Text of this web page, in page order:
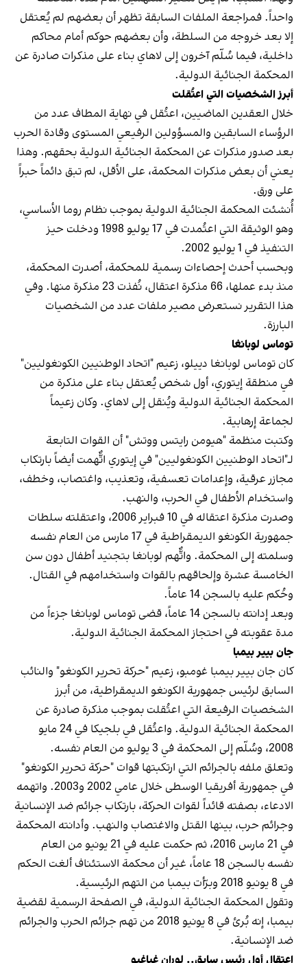
واحداً. فمراجعة الملفات السابقة تظهر أن بعضهم لم يُعتقل
إلا بعد خروجه من السلطة، وأن بعضهم حوكم أمام محاكم
داخلية، فيما سُلّم آخرون إلى لاهاي بناء على مذكرات صادرة عن
المحكمة الجنائية الدولية.
أبرز الشخصيات التي اعتُقلت
خلال العقدين الماضيين، اعتُقل في نهاية المطاف عدد من
الرؤساء السابقين والمسؤولين الرفيعي المستوى وقادة الحرب
بعد صدور مذكرات عن المحكمة الجنائية الدولية بحقهم. وهذا
يعني أن بعض مذكرات المحكمة، على الأقل، لم تبق دائماً حبراً
على ورق.
أُنشئت المحكمة الجنائية الدولية بموجب نظام روما الأساسي،
وهو الوثيقة التي اعتُمدت في 17 يوليو 1998 ودخلت حيز
التنفيذ في 1 يوليو 2002.
وبحسب أحدث إحصاءات رسمية للمحكمة، أصدرت المحكمة،
منذ بدء عملها، 66 مذكرة اعتقال، نُفذت 23 مذكرة منها. وفي
هذا التقرير نستعرض مصير ملفات عدد من الشخصيات
البارزة.
توماس لوبانغا
كان توماس لوبانغا دييلو، زعيم "اتحاد الوطنيين الكونغوليين"
في منطقة إيتوري، أول شخص يُعتقل بناء على مذكرة من
المحكمة الجنائية الدولية ويُنقل إلى لاهاي. وكان زعيماً
لجماعة إرهابية.
وكتبت منظمة "هيومن رايتس ووتش" أن القوات التابعة
لـ"اتحاد الوطنيين الكونغوليين" في إيتوري اتُّهمت أيضاً بارتكاب
مجازر عرقية، وإعدامات تعسفية، وتعذيب، واغتصاب، وخطف،
واستخدام الأطفال في الحرب، والنهب.
وصدرت مذكرة اعتقاله في 10 فبراير 2006، واعتقلته سلطات
جمهورية الكونغو الديمقراطية في 17 مارس من العام نفسه
وسلمته إلى المحكمة. واتُّهم لوبانغا بتجنيد أطفال دون سن
الخامسة عشرة وإلحاقهم بالقوات واستخدامهم في القتال.
وحُكم عليه بالسجن 14 عاماً.
وبعد إدانته بالسجن 14 عاماً، قضى توماس لوبانغا جزءاً من
مدة عقوبته في احتجاز المحكمة الجنائية الدولية.
جان بيير بيمبا
كان جان بيير بيمبا غومبو، زعيم "حركة تحرير الكونغو" والنائب
السابق لرئيس جمهورية الكونغو الديمقراطية، من أبرز
الشخصيات الرفيعة التي اعتُقلت بموجب مذكرة صادرة عن
المحكمة الجنائية الدولية. واعتُقل في بلجيكا في 24 مايو
2008، وسُلّم إلى المحكمة في 3 يوليو من العام نفسه.
وتعلق ملفه بالجرائم التي ارتكبتها قوات "حركة تحرير الكونغو"
في جمهورية أفريقيا الوسطى خلال عامي 2002 و2003. واتهمه
الادعاء، بصفته قائداً لقوات الحركة، بارتكاب جرائم ضد الإنسانية
وجرائم حرب، بينها القتل والاغتصاب والنهب. وأدانته المحكمة
في 21 مارس 2016، ثم حكمت عليه في 21 يونيو من العام
نفسه بالسجن 18 عاماً، غير أن محكمة الاستئناف ألغت الحكم
في 8 يونيو 2018 وبرّأت بيمبا من التهم الرئيسية.
وتقول المحكمة الجنائية الدولية، في الصفحة الرسمية لقضية
بيمبا، إنه بُرئ في 8 يونيو 2018 من تهم جرائم الحرب والجرائم
ضد الإنسانية.